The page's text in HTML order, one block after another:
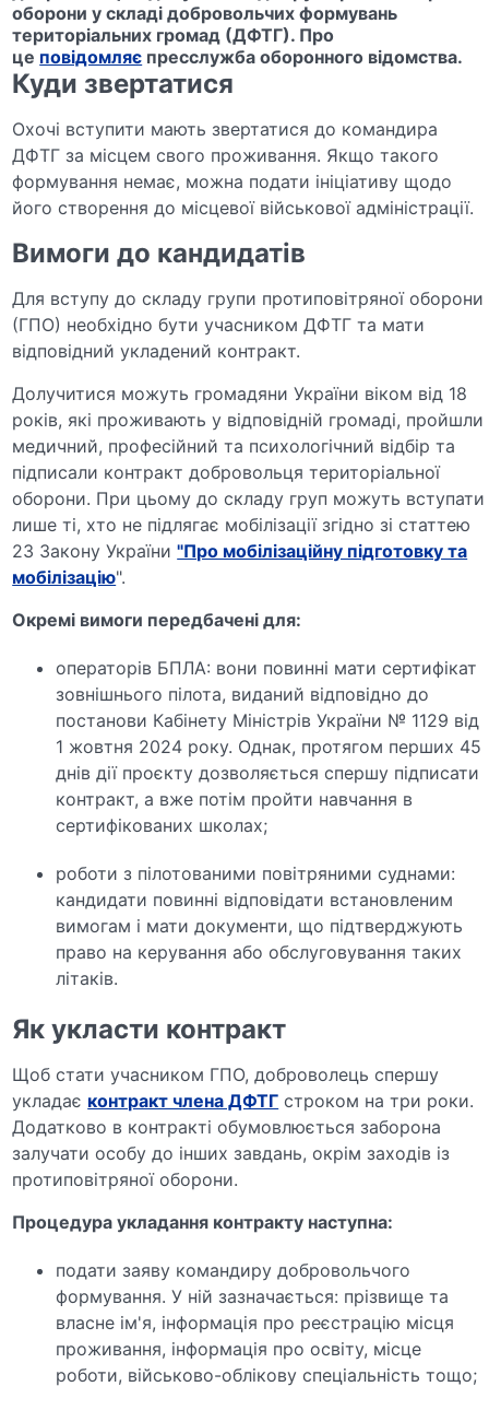
оборони у складі добровольчих формувань
територіальних громад (ДФТГ). Про
це повідомляє пресслужба оборонного відомства.
Куди звертатися
Охочі вступити мають звертатися до командира
ДФТГ за місцем свого проживання. Якщо такого
формування немає, можна подати ініціативу щодо
його створення до місцевої військової адміністрації.
Вимоги до кандидатів
Для вступу до складу групи протиповітряної оборони
(ГПО) необхідно бути учасником ДФТГ та мати
відповідний укладений контракт.
Долучитися можуть громадяни України віком від 18
років, які проживають у відповідній громаді, пройшли
медичний, професійний та психологічний відбір та
підписали контракт добровольця територіальної
оборони. При цьому до складу груп можуть вступати
лише ті, хто не підлягає мобілізації згідно зі статтею
23 Закону України"Про мобілізаційну підготовку та
мобілізацію".
Окремі вимоги передбачені для:
операторів БПЛА: вони повинні мати сертифікат
зовнішнього пілота, виданий відповідно до
постанови Кабінету Міністрів України № 1129 від
1 жовтня 2024 року. Однак, протягом перших 45
днів дії проєкту дозволяється спершу підписати
контракт, а вже потім пройти навчання в
сертифікованих школах;
роботи з пілотованими повітряними суднами:
кандидати повинні відповідати встановленим
вимогам і мати документи, що підтверджують
право на керування або обслуговування таких
літаків.
Як укласти контракт
Щоб стати учасником ГПО, доброволець спершу
укладає контракт члена ДФТГ строком на три роки.
Додатково в контракті обумовлюється заборона
залучати особу до інших завдань, окрім заходів із
протиповітряної оборони.
Процедура укладання контракту наступна:
подати заяву командиру добровольчого
формування. У ній зазначається: прізвище та
власне ім'я, інформація про реєстрацію місця
проживання, інформація про освіту, місце
роботи, військово-облікову спеціальність тощо;